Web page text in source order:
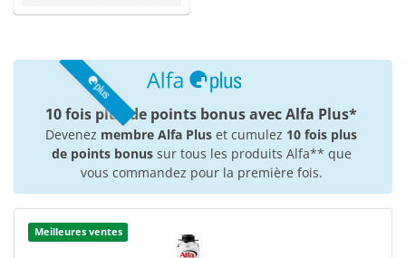
10 fois plus de points bonus avec Alfa Plus*
Devenez membre Alfa Plus et cumulez 10 fois plus
de points bonussur tous les produits Alfa** que
vous commandez pour la première fois.
Meilleures ventes